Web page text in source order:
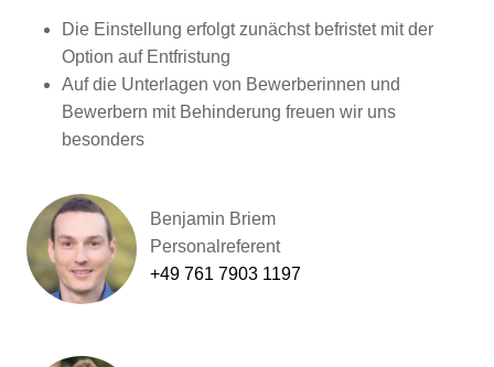
Die Einstellung erfolgt zunächst befristet mit der
Option auf Entfristung
Auf die Unterlagen von Bewerberinnen und
Bewerbern mit Behinderung freuen wir uns
besonders
Benjamin Briem
Personalreferent
+49 761 7903 1197